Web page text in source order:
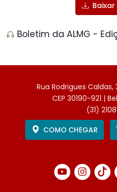
Boletim da ALMG -
Rua Rodrigues
CEP 30190-921 |
(31)
COMO CHEGAR